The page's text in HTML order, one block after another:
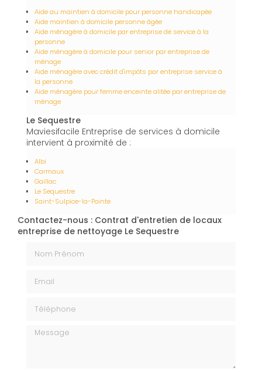
Aide au maintien à domicile pour personne handicapée
Aide maintien à domicile personne âgée
Aide ménagère à domicile par entreprise de service à la
personne
Aide ménagère à domicile pour senior par entreprise de
ménage
Aide ménagère avec crédit d'impôts par entreprise service à
la personne
Aide ménagère pour femme enceinte alitée par entreprise de
ménage
Le Sequestre
Maviesifacile Entreprise de services à domicile
intervient à proximité de :
Albi
Carmaux
Gaillac
Le Sequestre
Saint-Sulpice-la-Pointe
Contactez-nous : Contrat d'entretien de locaux
entreprise de nettoyage Le Sequestre
Message